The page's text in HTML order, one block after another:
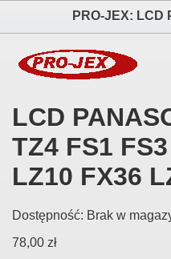
LCD
TZ4 FS1
LZ10 FX36
Dostępność: Brak w
78,00 zł